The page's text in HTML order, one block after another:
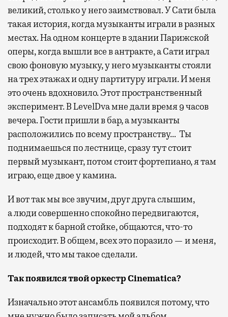
великий, столько у него заимствовал. У Сати была
такая история, когда музыканты играли в разных
местах. На одном концерте в здании Парижской
оперы, когда вышли все в антракте, а Сати играл
свою фоновую музыку, у него музыканты стояли
на трех этажах и одну партитуру играли. И меня
это очень вдохновило. Этот пространственный
эксперимент. В LevelDva мне дали время 9 часов
вечера. Гости пришли в бар, а музыканты
расположились по всему пространству… Ты
поднимаешься по лестнице, сразу тут стоит
первый музыкант, потом стоит фортепиано, я там
играю, еще двое у камина.
И вот так мы все звучим, друг друга слышим,
а люди совершенно спокойно передвигаются,
подходят к барной стойке, общаются, что-то
происходит. В общем, всех это поразило — и меня,
и людей, что мы такое сделали.
Так появился твой оркестр Cinematica?
Изначально этот ансамбль появился потому, что